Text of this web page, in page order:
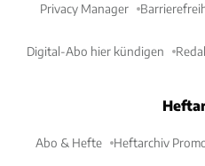
Privacy Manager
Digital-Abo hier kündigen
Abo & Hefte Heftarchiv